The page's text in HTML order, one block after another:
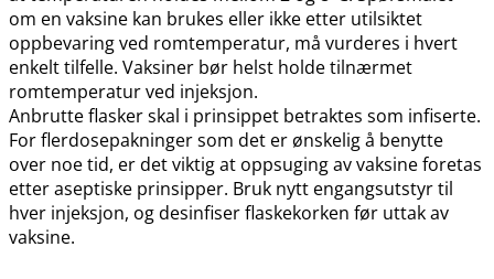
om en vaksine kan brukes eller ikke etter utilsiktet
oppbevaring ved romtemperatur, må vurderes i hvert
enkelt tilfelle. Vaksiner bør helst holde tilnærmet
romtemperatur ved injeksjon.
Anbrutte flasker skal i prinsippet betraktes som infiserte.
For flerdosepakninger som det er ønskelig å benytte
over noe tid, er det viktig at oppsuging av vaksine foretas
etter aseptiske prinsipper. Bruk nytt engangsutstyr til
hver injeksjon, og desinfiser flaskekorken før uttak av
vaksine.